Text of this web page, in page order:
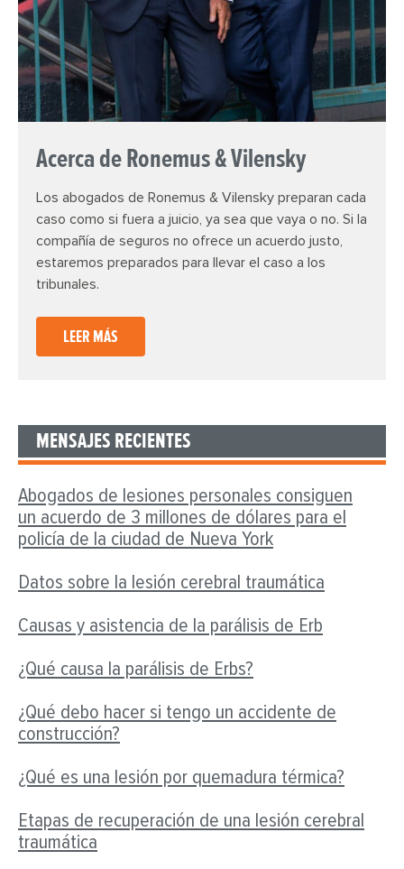
Acerca de Ronemus & Vilensky
Los abogados de Ronemus & Vilensky preparan cada
caso como si fuera a juicio, ya sea que vaya o no. Si la
compañía de seguros no ofrece un acuerdo justo,
estaremos preparados para llevar el caso a los
tribunales.
LEER MÁS
MENSAJES RECIENTES
Abogados de lesiones personales consiguen
un acuerdo de 3 millones de dólares para el
policía de la ciudad de Nueva York
Datos sobre la lesión cerebral traumática
Causas y asistencia de la parálisis de Erb
¿Qué causa la parálisis de Erbs?
¿Qué debo hacer si tengo un accidente de
construcción?
¿Qué es una lesión por quemadura térmica?
Etapas de recuperación de una lesión cerebral
traumática